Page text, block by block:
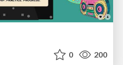
0 200